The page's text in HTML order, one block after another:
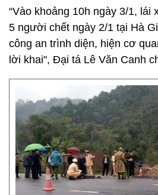
“Vào khoảng 10h ngày 3/1, lái
5 người chết ngày 2/1 tại Hà
công an trình diện, hiện cơ
lời khai", Đại tá Lê Văn Canh